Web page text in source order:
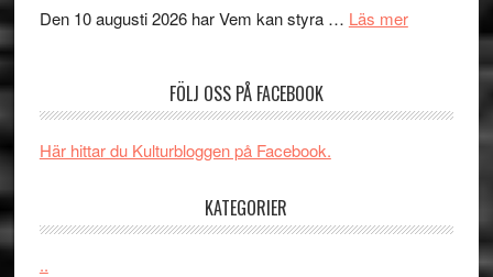
teater
´s
och
Jackie
Den 10 augusti 2026 har Vem kan styra … Läs merom
synas
Vem
FÖLJ OSS PÅ FACEBOOK
Här hittar du Kulturbloggen på Facebook.
KATEGORIER
..